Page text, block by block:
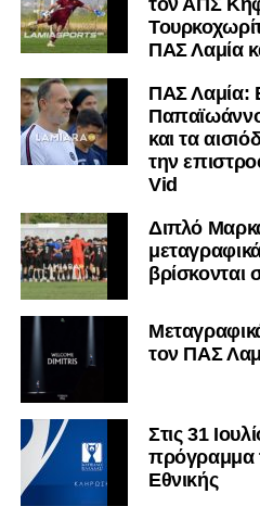
<πακογιάννης, Ιγγλέζος, Τόσκα.
Έπαιξαν και οι: Μέγας,
Υφαντής, Κατσαντώνης,
ΔΕΙΤΕ
τον ΑΠΣ
ΠΑΣ Λαμία
ΠΑΣ Λαμία:
και τα
την
Vid
Διπλό
βρίσκονται
τον ΠΑΣ
Στις 31
πρόγραμμα
Εθνικής